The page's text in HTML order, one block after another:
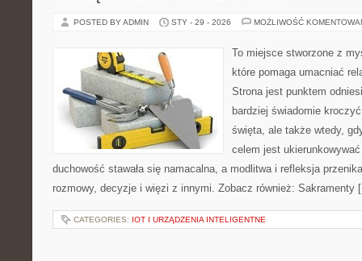
POSTED BY ADMIN STY - 29 - 2026 MOŻLIWOŚĆ
To miejsce stworzone z
które pomaga umacniać
Strona jest punktem
bardziej świadomie
święta, ale także wtedy,
celem jest
duchowość stawała się namacalna, a modlitwa i refleksja
rozmowy, decyzje i więzi z innymi. Zobacz również: Sakramenty
CATEGORIES: IOT I URZĄDZENIA INTELIGENTNE